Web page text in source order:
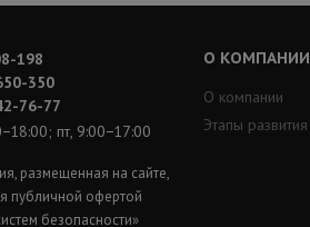
198
350
76-77
пт, 9:00−17:00
размещенная на сайте,
публичной офертой
безопасности»
О КОМПАНИИ
О компании
Этапы развития